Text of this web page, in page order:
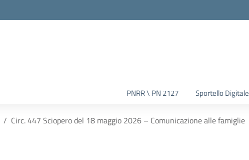
PNRR \ PN 2127 Sportello Digitale
Circ. 447 Sciopero del 18 maggio 2026 – Comunicazione alle famiglie